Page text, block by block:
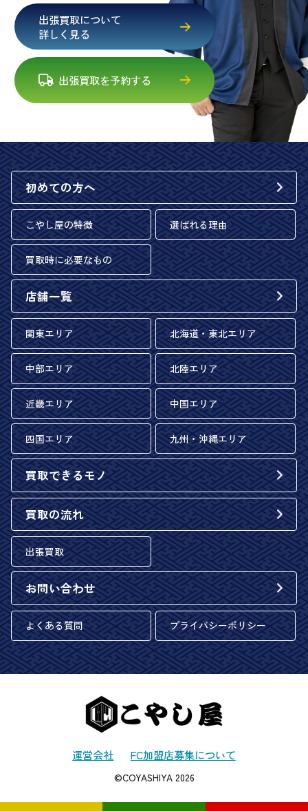
出張買取について
詳しく見る
出張買取を予約する
初めての方へ
こやし屋の特徴 選ばれる理由
買取時に必要なもの
店舗一覧
関東エリア 北海道・東北エリア
中部エリア 北陸エリア
近畿エリア 中国エリア
四国エリア 九州・沖縄エリア
買取できるモノ
買取の流れ
出張買取
お問い合わせ
よくある質問 プライバシーポリシー
運営会社 FC加盟店募集について
©COYASHIYA 2026